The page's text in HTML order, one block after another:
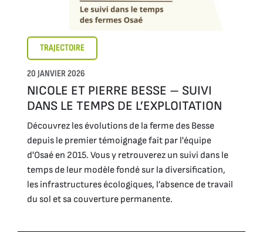
TRAJECTOIRE
20 JANVIER 2026
NICOLE ET PIERRE BESSE – SUIVI
DANS LE TEMPS DE L’EXPLOITATION
Découvrez les évolutions de la ferme des Besse
depuis le premier témoignage fait par l'équipe
d'Osaé en 2015. Vous y retrouverez un suivi dans le
temps de leur modèle fondé sur la diversification,
les infrastructures écologiques, l’absence de travail
du sol et sa couverture permanente.